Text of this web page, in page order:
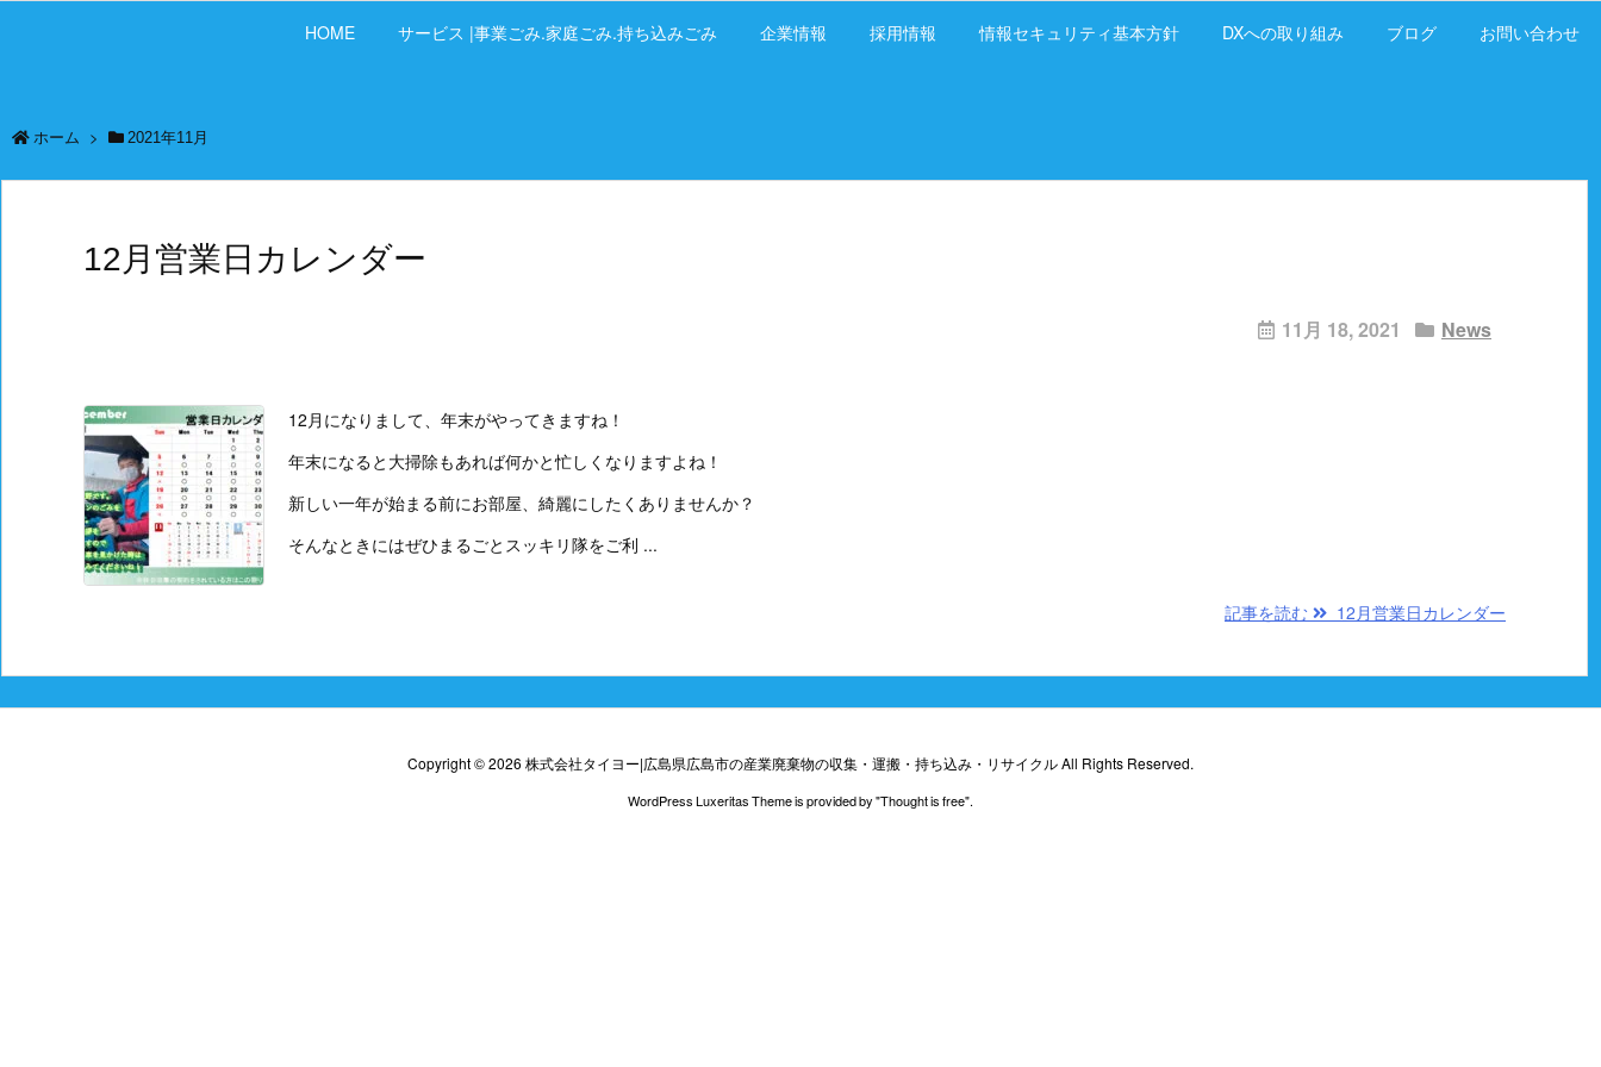
HOME サービス |事業ごみ.家庭ごみ.持ち込みごみ 企業情報 採用情報 情報セキュリティ基本方針 DXへの取り組み ブログ お問い合わせ
ホーム > 2021年11月
12月営業日カレンダー
11月 18, 2021 News
12月になりまして、年末がやってきますね！
年末になると大掃除もあれば何かと忙しくなりますよね！
新しい一年が始まる前にお部屋、綺麗にしたくありませんか？
そんなときにはぜひまるごとスッキリ隊をご利 ...
記事を読む 12月営業日カレンダー
Copyright ©2026 株式会社タイヨー|広島県広島市の産業廃棄物の収集・運搬・持ち込み・リサイクルAll Rights Reserved.
WordPress Luxeritas Theme is provided by "Thought is free".